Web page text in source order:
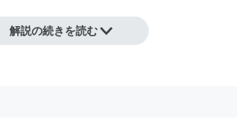
ヘビー級ファイター。
る。
解説の続きを読む